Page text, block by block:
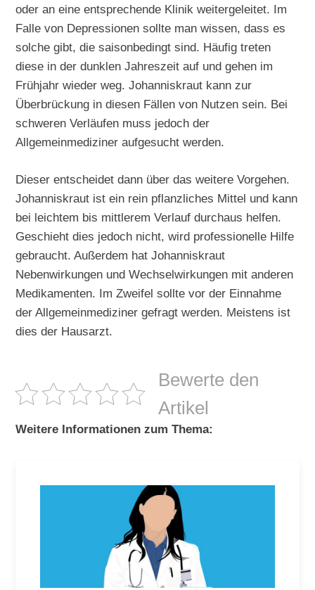
oder an eine entsprechende Klinik weitergeleitet. Im
Falle von Depressionen sollte man wissen, dass es
solche gibt, die saisonbedingt sind. Häufig treten
diese in der dunklen Jahreszeit auf und gehen im
Frühjahr wieder weg. Johanniskraut kann zur
Überbrückung in diesen Fällen von Nutzen sein. Bei
schweren Verläufen muss jedoch der
Allgemeinmediziner aufgesucht werden.
Dieser entscheidet dann über das weitere Vorgehen.
Johanniskraut ist ein rein pflanzliches Mittel und kann
bei leichtem bis mittlerem Verlauf durchaus helfen.
Geschieht dies jedoch nicht, wird professionelle Hilfe
gebraucht. Außerdem hat Johanniskraut
Nebenwirkungen und Wechselwirkungen mit anderen
Medikamenten. Im Zweifel sollte vor der Einnahme
der Allgemeinmediziner gefragt werden. Meistens ist
dies der Hausarzt.
Bewerte den
Artikel
Weitere Informationen zum Thema: